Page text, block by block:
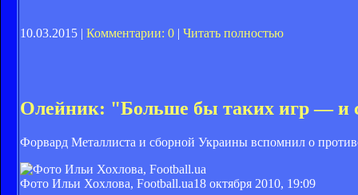
10.03.2015 | Комментарии: 0 | Читать полностью
Олейник: "Больше бы таких игр — и
Форвард Металлиста и сборной Украины вспомнил о
Фото Ильи Хохлова, Football.ua18 октября 2010, 19:09